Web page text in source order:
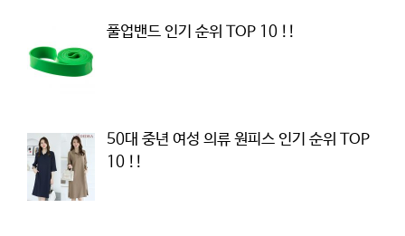
풀업밴드 인기 순위 TOP 10 !!
50대 중년 여성 의류 원피스 인기 순위 TOP
10 !!